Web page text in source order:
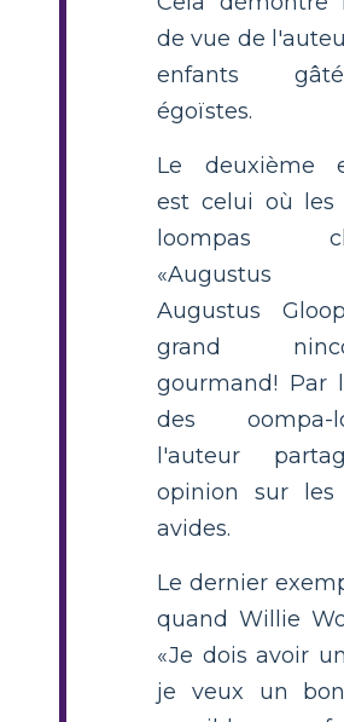
de vue de
enfants
égoïstes.
Le deuxième
est celui où les
loompas
«Augustus
Augustus
grand
gourmand! Par
des oompa-
l'auteur
opinion sur les
avides.
Le dernier
quand Willie
«Je dois avoir
je veux un